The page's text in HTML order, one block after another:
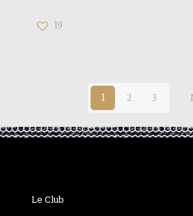
19
1 2 3
Le Club